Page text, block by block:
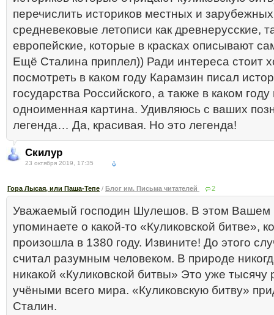
перечислить историков местных и
средневековые летописи как древнерусские,
европейские, которые в красках описывают
Ещё Сталина приплел)) Ради интереса стоит
посмотреть в каком году Карамзин писал
государства Российского, а также в каком
одноименная картина. Удивляюсь с ваших
легенда… Да, красивая. Но это легенда!
Скилур
23 октября 2019, 17:35
Гора Лысая, или Паша-Тепе / Блог им. Письма читателей 2
Уважаемый господин Шулешов. В этом Вашем
упоминаете о какой-то «Куликовской битве»,
произошла в 1380 году. Извините! До этого
считал разумным человеком. В природе
никакой «Куликовской битвы» Это уже тысячу
учёными всего мира. «Куликовскую битву»
Сталин.